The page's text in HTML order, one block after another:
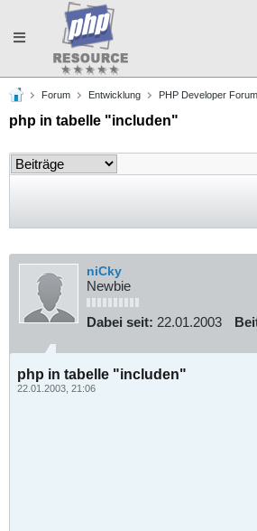
Toggle
navigation
Forum Entwicklung PHP Developer Forum
php in tabelle "includen"
niCky
Newbie
Dabei seit: 22.01.2003
php in tabelle "includen"
22.01.2003, 21:06